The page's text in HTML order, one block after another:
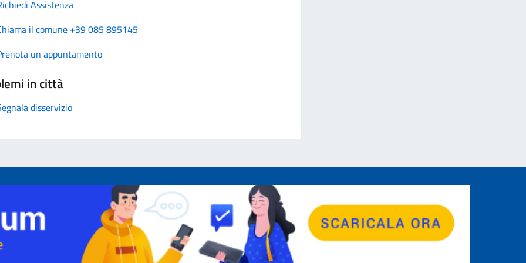
Assistenza
il comune +39 085 895145
un appuntamento
in città
disservizio